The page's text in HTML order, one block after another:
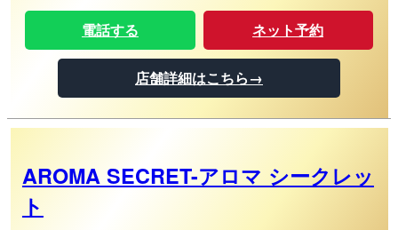
電話する ネット予約
店舗詳細はこちら→
AROMA SECRET-アロマ シークレッ
ト